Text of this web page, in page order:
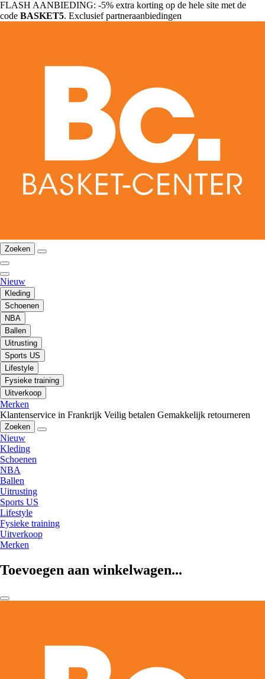
FLASH AANBIEDING: -5% extra korting op de hele site met de
code BASKET5. Exclusief partneraanbiedingen
Zoeken
Nieuw
Kleding
Schoenen
NBA
Ballen
Uitrusting
Sports US
Lifestyle
Fysieke training
Uitverkoop
Merken
Klantenservice in Frankrijk Veilig betalen Gemakkelijk retourneren
Zoeken
Nieuw
Kleding
Schoenen
NBA
Ballen
Uitrusting
Sports US
Lifestyle
Fysieke training
Uitverkoop
Merken
Toevoegen aan winkelwagen...